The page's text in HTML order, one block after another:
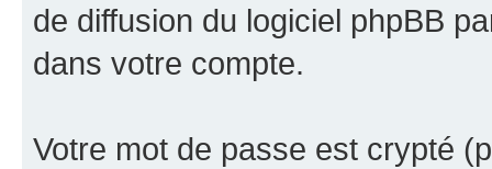
de diffusion du logiciel phpBB
dans votre compte.
Votre mot de passe est crypté